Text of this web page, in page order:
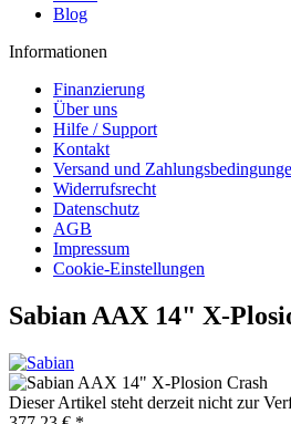
Blog
Informationen
Finanzierung
Über uns
Hilfe / Support
Kontakt
Versand und
Widerrufsrecht
Datenschutz
AGB
Impressum
Cookie-Einstellungen
Sabian AAX 14" X-
Dieser Artikel steht derzeit nicht zur